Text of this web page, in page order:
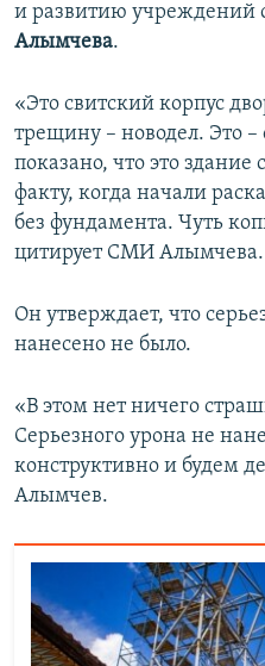
и развитию учреждений
Алымчева.
«Это свитский корпус
трещину – новодел. Это –
показано, что это
факту, когда начали
без фундамента. Чуть
цитирует СМИ Алымчева.
Он утверждает, что
нанесено не было.
«В этом нет ничего
Серьезного урона не
конструктивно и будем
Алымчев.